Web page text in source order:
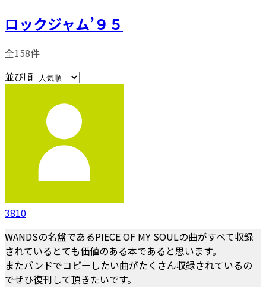
ロックジャム’９５
全158件
並び順
3810
WANDSの名盤であるPIECE OF MY SOULの曲がすべて収録
されているとても価値のある本であると思います。
またバンドでコピーしたい曲がたくさん収録されているの
でぜひ復刊して頂きたいです。